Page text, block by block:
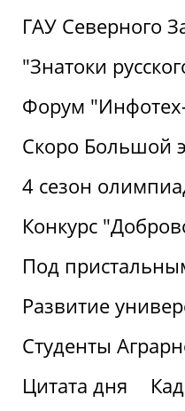
ГАУ Северного
"Знатоки
Форум
Скоро Большой
4 сезон
Конкурс
Под
Развитие
Студенты
Цитата дня